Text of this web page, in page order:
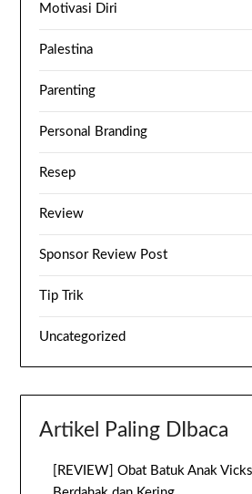
Motivasi Diri
Palestina
Parenting
Personal Branding
Resep
Review
Sponsor Review Post
Tip Trik
Uncategorized
Artikel Paling DIbaca
[REVIEW] Obat Batuk Anak